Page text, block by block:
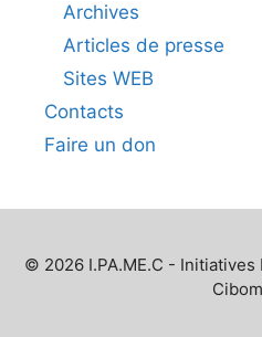
Archives
Articles de presse
Sites WEB
Contacts
Faire un don
© 2026 I.PA.ME.C -